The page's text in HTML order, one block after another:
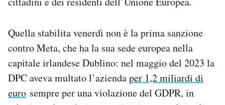
Quella stabilita venerdì non è la prima sanzione
contro Meta, che ha la sua sede europea nella
capitale irlandese Dublino: nel maggio del 2023 la
DPC aveva multato l’aziendaper 1,2 miliardi di
euro sempre per una violazione del GDPR, in